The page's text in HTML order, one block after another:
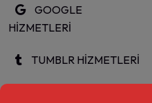
GOOGLE
HİZMETLERİ
TUMBLR HİZMETLERİ